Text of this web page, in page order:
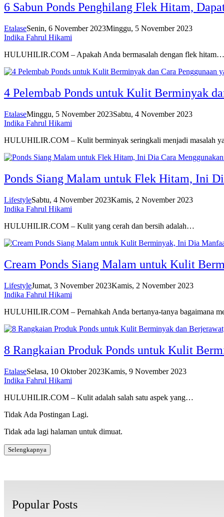
6 Sabun Ponds Penghilang Flek Hitam,
EtalaseSenin, 6 November 2023Minggu, 5 November 2023
Indika Fahrul Hikami
HULUHILIR.COM – Apakah Anda bermasalah dengan flek hitam…
4 Pelembab Ponds untuk Kulit Berminyak
EtalaseMinggu, 5 November 2023Sabtu, 4 November 2023
Indika Fahrul Hikami
HULUHILIR.COM – Kulit berminyak seringkali menjadi masalah
Ponds Siang Malam untuk Flek Hitam, Ini
LifestyleSabtu, 4 November 2023Kamis, 2 November 2023
Indika Fahrul Hikami
HULUHILIR.COM – Kulit yang cerah dan bersih adalah…
Cream Ponds Siang Malam untuk Kulit
LifestyleJumat, 3 November 2023Kamis, 2 November 2023
Indika Fahrul Hikami
HULUHILIR.COM – Pernahkah Anda bertanya-tanya bagaimana
8 Rangkaian Produk Ponds untuk Kulit
EtalaseSelasa, 10 Oktober 2023Kamis, 9 November 2023
Indika Fahrul Hikami
HULUHILIR.COM – Kulit adalah salah satu aspek yang…
Tidak Ada Postingan Lagi.
Tidak ada lagi halaman untuk dimuat.
Selengkapnya
Popular Posts